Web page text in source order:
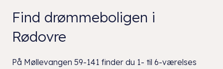
Find drømmeboligen i
Rødovre
På Møllevangen 59-141 finder du 1- til 6-værelses